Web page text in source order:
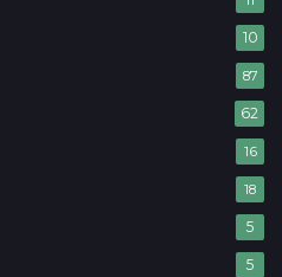
10
87
62
16
18
5
5